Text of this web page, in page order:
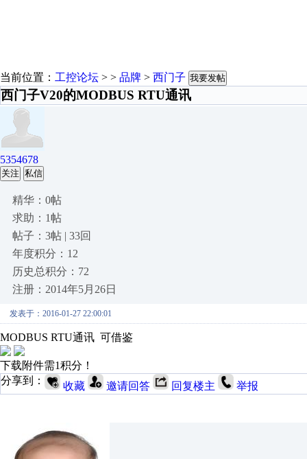
当前位置： 工控论坛 > > 品牌 > 西门子 我要发帖
西门子V20的MODBUS RTU通讯
5354678
关注 私信
精华：0帖
求助：1帖
帖子：3帖 | 33回
年度积分：12
历史总积分：72
注册：2014年5月26日
发表于：2016-01-27 22:00:01
MODBUS RTU通讯 可借鉴
下载附件需1积分！
分享到：
收藏 邀请回答 回复楼主 举报